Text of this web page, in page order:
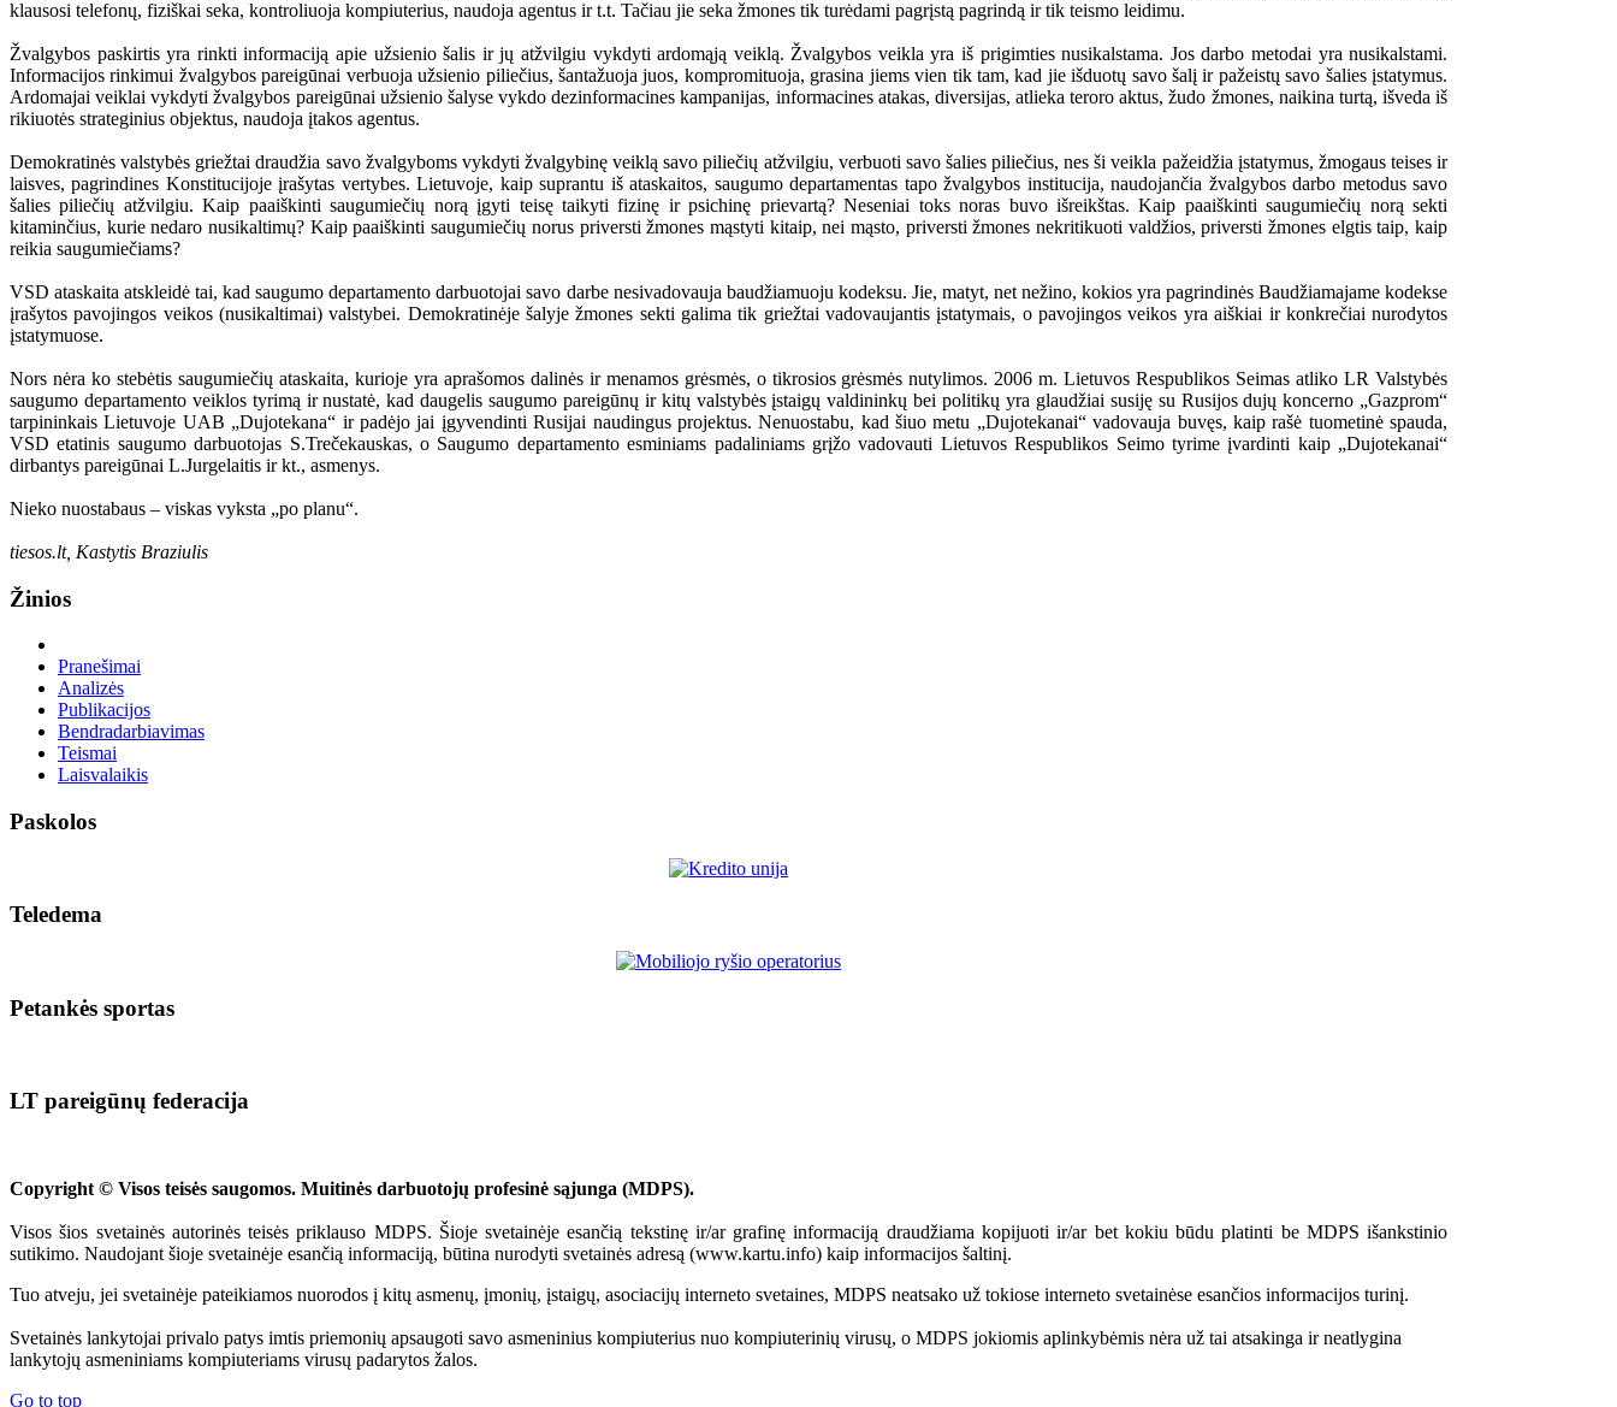
klausosi telefonų, fiziškai seka, kontroliuoja kompiuterius, naudoja agentus ir t.t. Tačiau jie seka žmones tik turėdami pagrįstą pagrindą ir tik teismo leidimu.
Žvalgybos paskirtis yra rinkti informaciją apie užsienio šalis ir jų atžvilgiu vykdyti ardomąją veiklą. Žvalgybos veikla yra iš prigimties nusikalstama. Jos darbo metodai yra nusikalstami.
Informacijos rinkimui žvalgybos pareigūnai verbuoja užsienio piliečius, šantažuoja juos, kompromituoja, grasina jiems vien tik tam, kad jie išduotų savo šalį ir pažeistų savo šalies įstatymus.
Ardomajai veiklai vykdyti žvalgybos pareigūnai užsienio šalyse vykdo dezinformacines kampanijas, informacines atakas, diversijas, atlieka teroro aktus, žudo žmones, naikina turtą, išveda iš
rikiuotės strateginius objektus, naudoja įtakos agentus.
Demokratinės valstybės griežtai draudžia savo žvalgyboms vykdyti žvalgybinę veiklą savo piliečių atžvilgiu, verbuoti savo šalies piliečius, nes ši veikla pažeidžia įstatymus, žmogaus teises ir
laisves, pagrindines Konstitucijoje įrašytas vertybes. Lietuvoje, kaip suprantu iš ataskaitos, saugumo departamentas tapo žvalgybos institucija, naudojančia žvalgybos darbo metodus savo
šalies piliečių atžvilgiu. Kaip paaiškinti saugumiečių norą įgyti teisę taikyti fizinę ir psichinę prievartą? Neseniai toks noras buvo išreikštas. Kaip paaiškinti saugumiečių norą sekti
kitaminčius, kurie nedaro nusikaltimų? Kaip paaiškinti saugumiečių norus priversti žmones mąstyti kitaip, nei mąsto, priversti žmones nekritikuoti valdžios, priversti žmones elgtis taip, kaip
reikia saugumiečiams?
VSD ataskaita atskleidė tai, kad saugumo departamento darbuotojai savo darbe nesivadovauja baudžiamuoju kodeksu. Jie, matyt, net nežino, kokios yra pagrindinės Baudžiamajame kodekse
įrašytos pavojingos veikos (nusikaltimai) valstybei. Demokratinėje šalyje žmones sekti galima tik griežtai vadovaujantis įstatymais, o pavojingos veikos yra aiškiai ir konkrečiai nurodytos
įstatymuose.
Nors nėra ko stebėtis saugumiečių ataskaita, kurioje yra aprašomos dalinės ir menamos grėsmės, o tikrosios grėsmės nutylimos. 2006 m. Lietuvos Respublikos Seimas atliko LR Valstybės
saugumo departamento veiklos tyrimą ir nustatė, kad daugelis saugumo pareigūnų ir kitų valstybės įstaigų valdininkų bei politikų yra glaudžiai susiję su Rusijos dujų koncerno „Gazprom“
tarpininkais Lietuvoje UAB „Dujotekana“ ir padėjo jai įgyvendinti Rusijai naudingus projektus. Nenuostabu, kad šiuo metu „Dujotekanai“ vadovauja buvęs, kaip rašė tuometinė spauda,
VSD etatinis saugumo darbuotojas S.Trečekauskas, o Saugumo departamento esminiams padaliniams grįžo vadovauti Lietuvos Respublikos Seimo tyrime įvardinti kaip „Dujotekanai“
dirbantys pareigūnai L.Jurgelaitis ir kt., asmenys.
Nieko nuostabaus – viskas vyksta „po planu“.
tiesos.lt, Kastytis Braziulis
Žinios
Pranešimai
Analizės
Publikacijos
Bendradarbiavimas
Teismai
Laisvalaikis
Paskolos
Teledema
Petankės sportas
LT pareigūnų federacija
Copyright © Visos teisės saugomos. Muitinės darbuotojų profesinė sąjunga (MDPS).
Visos šios svetainės autorinės teisės priklauso MDPS. Šioje svetainėje esančią tekstinę ir/ar grafinę informaciją draudžiama kopijuoti ir/ar bet kokiu būdu platinti be MDPS išankstinio
sutikimo. Naudojant šioje svetainėje esančią informaciją, būtina nurodyti svetainės adresą (www.kartu.info) kaip informacijos šaltinį.
Tuo atveju, jei svetainėje pateikiamos nuorodos į kitų asmenų, įmonių, įstaigų, asociacijų interneto svetaines, MDPS neatsako už tokiose interneto svetainėse esančios informacijos turinį.
Svetainės lankytojai privalo patys imtis priemonių apsaugoti savo asmeninius kompiuterius nuo kompiuterinių virusų, o MDPS jokiomis aplinkybėmis nėra už tai atsakinga ir neatlygina
lankytojų asmeniniams kompiuteriams virusų padarytos žalos.
Go to top